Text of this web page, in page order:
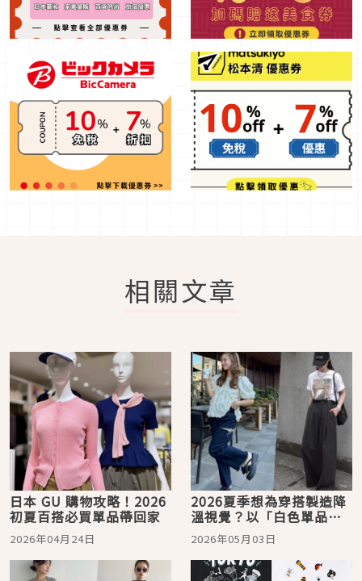
相關文章
日本 GU 購物攻略！2026
初夏百搭必買單品帶回家
2026年04月24日
2026夏季想為穿搭製造降
溫視覺？以「白色單品」
營造舒適好感度
2026年05月03日